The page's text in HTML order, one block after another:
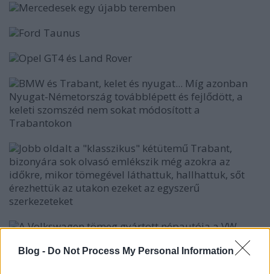
Blog - Do Not Process My Personal Information
Mercedesek egy újabb teremben
Ford Taunus
Opel GT4 és Land Rover
BMW és Trabant, kelet és nyugat... Míg azonban
Nyugat-Németország továbblépett és fejlődött, a
keleti szomszéd nem sokat módosított a
Trabantokon
Jobb oldalt a "klasszikus" kétütemű Trabant,
bizonyára sok olvasó emlékszik még azokra az
időkre, mikor tömegével láthattuk, hallhattuk, sőt
érezhettük az utakon ezeket az egyszerű
szerkezeteket
A Volkswagen tömeg gyártott népautója a VW
Bogár. Összesen több, mint 21 millió 500 ezer ilyen
autó hagyta el a különböző gyárakat 1938 és 2003